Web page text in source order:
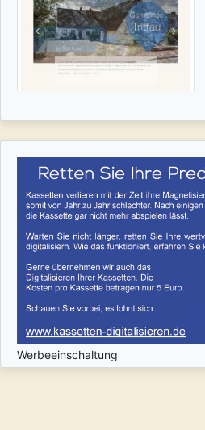
Werbeeinschaltung